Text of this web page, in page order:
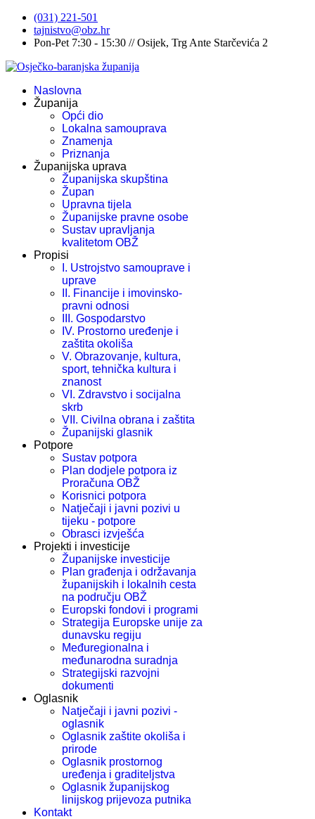
(031) 221-501
tajnistvo@obz.hr
Pon-Pet 7:30 - 15:30 // Osijek, Trg Ante Starčevića 2
Naslovna
Županija
Opći dio
Lokalna samouprava
Znamenja
Priznanja
Županijska uprava
Županijska skupština
Župan
Upravna tijela
Županijske pravne osobe
Sustav upravljanja
kvalitetom OBŽ
Propisi
I. Ustrojstvo samouprave i
uprave
II. Financije i imovinsko-
pravni odnosi
III. Gospodarstvo
IV. Prostorno uređenje i
zaštita okoliša
V. Obrazovanje, kultura,
sport, tehnička kultura i
znanost
VI. Zdravstvo i socijalna
skrb
VII. Civilna obrana i zaštita
Županijski glasnik
Potpore
Sustav potpora
Plan dodjele potpora iz
Proračuna OBŽ
Korisnici potpora
Natječaji i javni pozivi u
tijeku - potpore
Obrasci izvješća
Projekti i investicije
Županijske investicije
Plan građenja i održavanja
županijskih i lokalnih cesta
na području OBŽ
Europski fondovi i programi
Strategija Europske unije za
dunavsku regiju
Međuregionalna i
međunarodna suradnja
Strategijski razvojni
dokumenti
Oglasnik
Natječaji i javni pozivi -
oglasnik
Oglasnik zaštite okoliša i
prirode
Oglasnik prostornog
uređenja i graditeljstva
Oglasnik županijskog
linijskog prijevoza putnika
Kontakt